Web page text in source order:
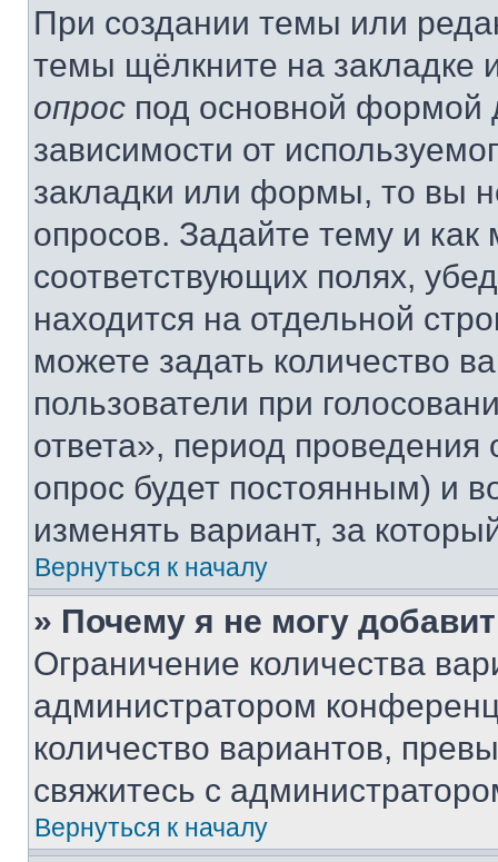
При создании темы или
темы щёлкните на
опрос под основной формой
зависимости от
закладки или формы, то вы
опросов. Задайте тему и
соответствующих полях,
находится на отдельной
можете задать количество
пользователи при
ответа», период проведения
опрос будет постоянным) и
изменять вариант, за
Вернуться к началу
» Почему я не могу
Ограничение количества
администратором
количество вариантов,
свяжитесь с
Вернуться к началу